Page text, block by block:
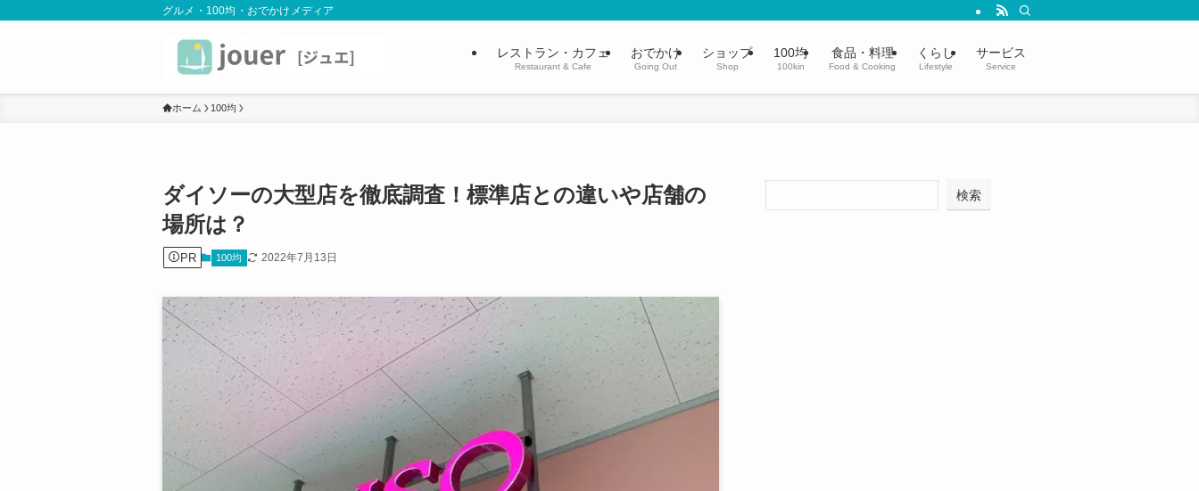
グルメ・100均・おでかけメディア
レストラン・カフェ
Restaurant & Cafe
おでかけ
Going Out
ショップ
Shop
100均
100kin
食品・料理
Food & Cooking
くらし
Lifestyle
サービス
Service
ホーム 100均
ダイソーの大型店を徹底調査！標準店との違いや店舗の
場所は？
PR 100均 2022年7月13日
検索